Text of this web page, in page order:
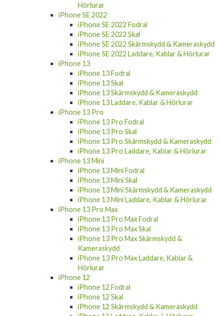
Hörlurar
iPhone SE 2022
iPhone SE 2022 Fodral
iPhone SE 2022 Skal
iPhone SE 2022 Skärmskydd & Kameraskydd
iPhone SE 2022 Laddare, Kablar & Hörlurar
iPhone 13
iPhone 13 Fodral
iPhone 13 Skal
iPhone 13 Skärmskydd & Kameraskydd
iPhone 13 Laddare, Kablar & Hörlurar
iPhone 13 Pro
iPhone 13 Pro Fodral
iPhone 13 Pro Skal
iPhone 13 Pro Skärmskydd & Kameraskydd
iPhone 13 Pro Laddare, Kablar & Hörlurar
iPhone 13 Mini
iPhone 13 Mini Fodral
iPhone 13 Mini Skal
iPhone 13 Mini Skärmskydd & Kameraskydd
iPhone 13 Mini Laddare, Kablar & Hörlurar
iPhone 13 Pro Max
iPhone 13 Pro Max Fodral
iPhone 13 Pro Max Skal
iPhone 13 Pro Max Skärmskydd &
Kameraskydd
iPhone 13 Pro Max Laddare, Kablar &
Hörlurar
iPhone 12
iPhone 12 Fodral
iPhone 12 Skal
iPhone 12 Skärmskydd & Kameraskydd